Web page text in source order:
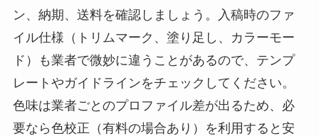
ン、納期、送料を確認しましょう。入稿時のファ
イル仕様（トリムマーク、塗り足し、カラーモー
ド）も業者で微妙に違うことがあるので、テンプ
レートやガイドラインをチェックしてください。
色味は業者ごとのプロファイル差が出るため、必
要なら色校正（有料の場合あり）を利用すると安